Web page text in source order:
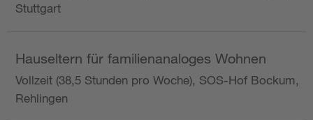
Stuttgart
Hauseltern für familienanaloges Wohnen
Vollzeit (38,5 Stunden pro Woche), SOS-Hof Bockum,
Rehlingen